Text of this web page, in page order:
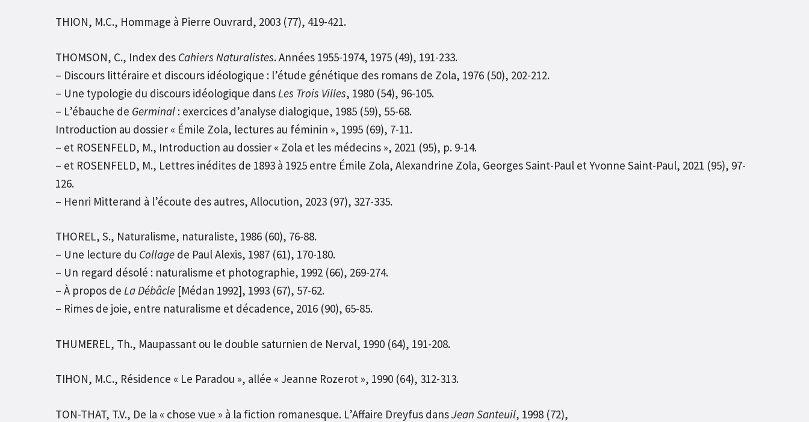
THION, M.C., Hommage à Pierre Ouvrard, 2003 (77), 419-421.
THOMSON, C., Index des Cahiers Naturalistes. Années 1955-1974, 1975 (49), 191-233.
– Discours littéraire et discours idéologique : l’étude génétique des romans de Zola, 1976 (50), 202-212.
– Une typologie du discours idéologique dans Les Trois Villes, 1980 (54), 96-105.
– L’ébauche de Germinal : exercices d’analyse dialogique, 1985 (59), 55-68.
Introduction au dossier « Émile Zola, lectures au féminin », 1995 (69), 7-11.
– et ROSENFELD, M., Introduction au dossier « Zola et les médecins », 2021 (95), p. 9-14.
– et ROSENFELD, M., Lettres inédites de 1893 à 1925 entre Émile Zola, Alexandrine Zola, Georges Saint-Paul et Yvonne Saint-Paul, 2021 (95), 97-
126.
– Henri Mitterand à l’écoute des autres, Allocution, 2023 (97), 327-335.
THOREL, S., Naturalisme, naturaliste, 1986 (60), 76-88.
– Une lecture du Collage de Paul Alexis, 1987 (61), 170-180.
– Un regard désolé : naturalisme et photographie, 1992 (66), 269-274.
– À propos de La Débâcle [Médan 1992], 1993 (67), 57-62.
– Rimes de joie, entre naturalisme et décadence, 2016 (90), 65-85.
THUMEREL, Th., Maupassant ou le double saturnien de Nerval, 1990 (64), 191-208.
TIHON, M.C., Résidence « Le Paradou », allée « Jeanne Rozerot », 1990 (64), 312-313.
TON-THAT, T.V., De la « chose vue » à la fiction romanesque. L’Affaire Dreyfus dansJean Santeuil, 1998 (72),